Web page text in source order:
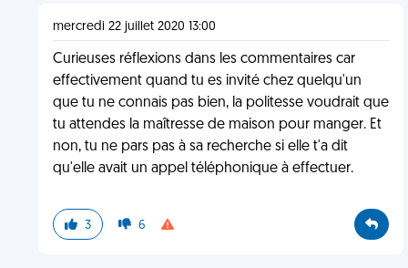
mercredi 22 juillet 2020 13:00
Curieuses réflexions dans les commentaires car
effectivement quand tu es invité chez quelqu'un
que tu ne connais pas bien, la politesse voudrait que
tu attendes la maîtresse de maison pour manger. Et
non, tu ne pars pas à sa recherche si elle t'a dit
qu'elle avait un appel téléphonique à effectuer.
3 6